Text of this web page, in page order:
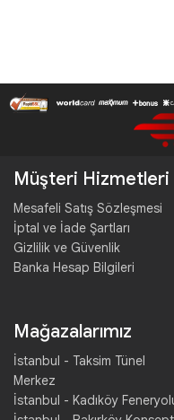
Müşteri Hizmetleri
Mesafeli Satış Sözleşmesi
İptal ve İade Şartları
Gizlilik ve Güvenlik
Banka Hesap Bilgileri
Mağazalarımız
İstanbul - Taksim Tünel
Merkez
İstanbul - Kadıköy